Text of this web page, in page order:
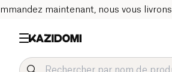
maintenant, nous vous livrons